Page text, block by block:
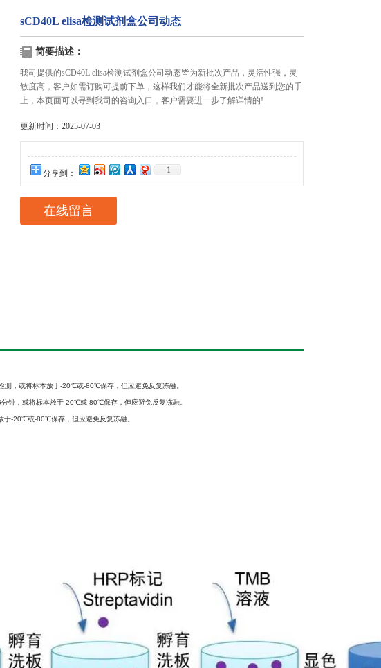
sCD40L elisa检测试剂盒公司动态
简要描述：
我司提供的sCD40L elisa检测试剂盒公司动态皆为新批次产品，灵活性强，灵
敏度高，客户如需订购可提前下单，这样我们才能将全新批次产品送到您的手
上，本页面可以寻到我司的咨询入口，客户需要进一步了解详情的!
更新时间：2025-07-03
分享到： 1
在线留言
，或将标本放于-20℃或-80℃保存，但应避免反复冻融。
钟，或将标本放于-20℃或-80℃保存，但应避免反复冻融。
于-20℃或-80℃保存，但应避免反复冻融。